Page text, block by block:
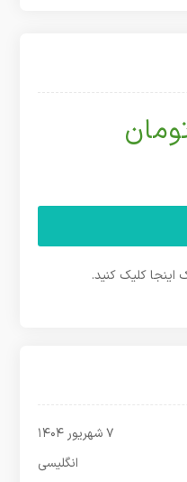
کلیک کنید.
۷ شهریور ۱۴۰۴
انگلیسی